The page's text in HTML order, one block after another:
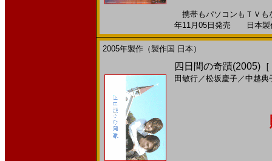
携帯もパソコンもＴＶも
年11月05日発売 日本製
2005年製作（製作国 日本）
四日間の奇蹟(2005)
田敏行／松坂慶子／中越典